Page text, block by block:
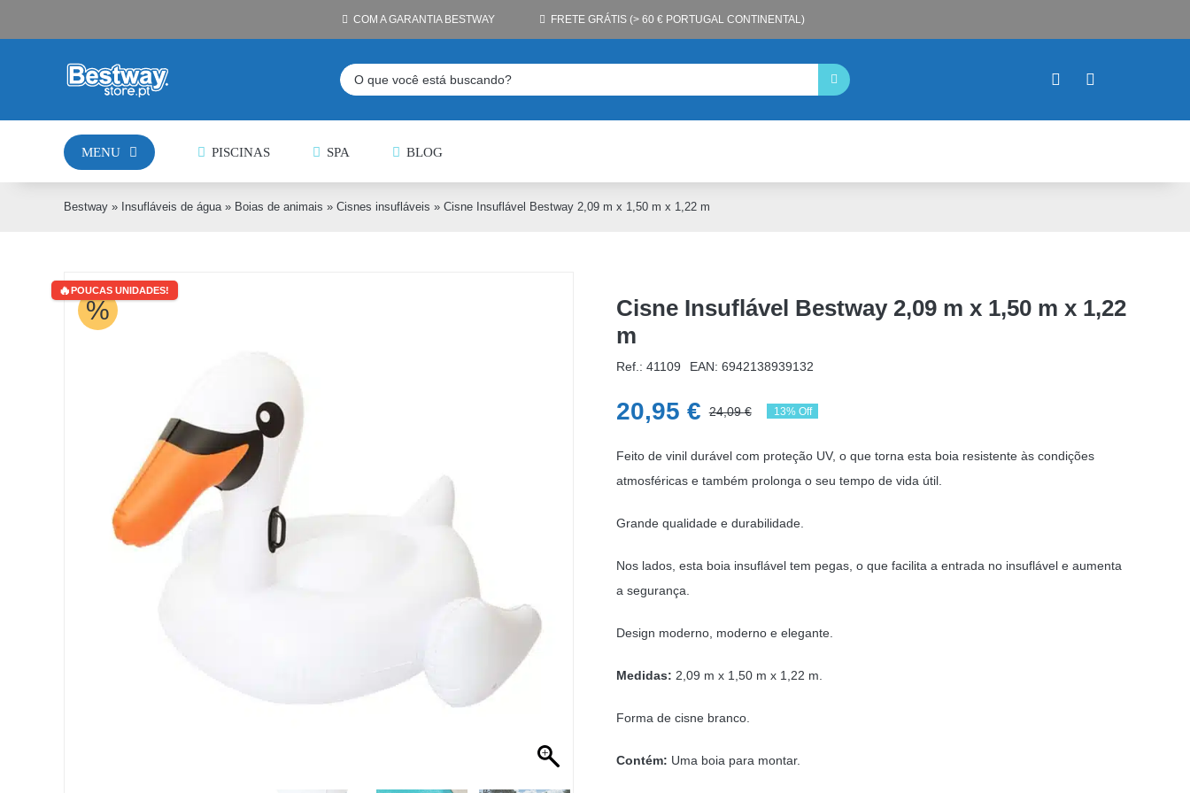
to
PISCINAS SPA BLOG
MENU
COM A GARANTIA BESTWAY FRETE GRÁTIS (> 60 € PORTUGAL CONTINENTAL)
Pesquisar
Bestway» Insufláveis de água» Boias de animais » Cisnes insufláveis » Cisne Insuflável Bestway 2,09 m x 1,50 m x 1,22 m
POUCAS UNIDADES!
%
Cisne Insuflável Bestway 2,09 m x 1,50 m x 1,22
m
Ref.: 41109 EAN: 6942138939132
24,09€O
preço
original
era:
20,95 €
O
preço
atual
é:
13% Off
Feito de vinil durável com proteção UV, o que torna esta boia resistente às condições
atmosféricas e também prolonga o seu tempo de vida útil.
Grande qualidade e durabilidade.
Nos lados, esta boia insuflável tem pegas, o que facilita a entrada no insuflável e aumenta
a segurança.
Design moderno, moderno e elegante.
Medidas: 2,09 m x 1,50 m x 1,22 m.
Forma de cisne branco.
Contém: Uma boia para montar.